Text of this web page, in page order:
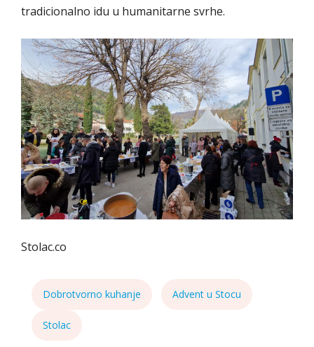
tradicionalno idu u humanitarne svrhe.
Stolac.co
Dobrotvorno kuhanje Advent u Stocu
Stolac